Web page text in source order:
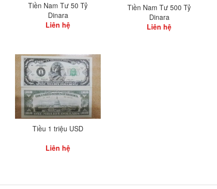
Tiền Nam Tư 50 Tỷ
Dinara
Liên hệ
Tiền Nam Tư 500 Tỷ
Dinara
Liên hệ
Tiều 1 triệu USD
Liên hệ